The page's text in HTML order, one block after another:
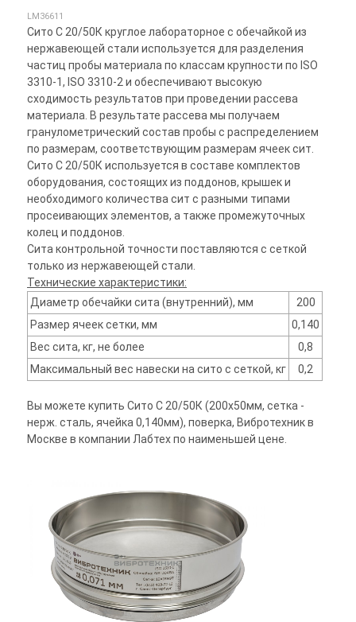
LM36611
Сито С 20/50К круглое лабораторное с обечайкой из
нержавеющей стали используется для разделения
частиц пробы материала по классам крупности по ISO
3310-1, ISO 3310-2 и обеспечивают высокую
сходимость результатов при проведении рассева
материала. В результате рассева мы получаем
гранулометрический состав пробы с распределением
по размерам, соответствующим размерам ячеек сит.
Сито С 20/50К используется в составе комплектов
оборудования, состоящих из поддонов, крышек и
необходимого количества сит с разными типами
просеивающих элементов, а также промежуточных
колец и поддонов.
Сита контрольной точности поставляются с сеткой
только из нержавеющей стали.
Технические характеристики:
Диаметр обечайки сита (внутренний), мм
200
Размер ячеек сетки, мм
0,140
Вес сита, кг, не более
0,8
Максимальный вес навески на сито с сеткой, кг
0,2
Вы можете купить Сито С 20/50К (200х50мм, сетка -
нерж. сталь, ячейка 0,140мм), поверка, Вибротехник в
Москве в компании Лабтех по наименьшей цене.